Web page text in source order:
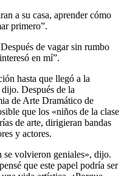
a su casa, aprender cómo
primero”.
de vagar sin rumbo
en mí”.
hasta que llegó a la
Después de la
de Arte Dramático de
que los «niños de la clase
de arte, dirigieran bandas
y actores.
se volvieron geniales», dijo.
que este papel podría ser